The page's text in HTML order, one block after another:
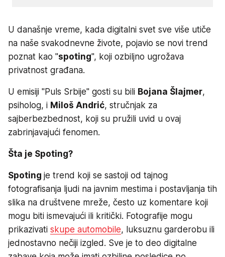
U današnje vreme, kada digitalni svet sve više utiče
na naše svakodnevne živote, pojavio se novi trend
poznat kao "spoting", koji ozbiljno ugrožava
privatnost građana.
U emisiji "Puls Srbije" gosti su bili Bojana Šlajmer,
psiholog, i Miloš Andrić, stručnjak za
sajberbezbednost, koji su pružili uvid u ovaj
zabrinjavajući fenomen.
Šta je Spoting?
Spoting je trend koji se sastoji od tajnog
fotografisanja ljudi na javnim mestima i postavljanja tih
slika na društvene mreže, često uz komentare koji
mogu biti ismevajući ili kritički. Fotografije mogu
prikazivati skupe automobile, luksuznu garderobu ili
jednostavno nečiji izgled. Sve je to deo digitalne